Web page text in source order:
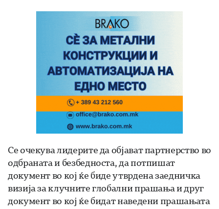
Се очекува лидерите да објават партнерство во
одбраната и безбедноста, да потпишат
документ во кој ќе биде утврдена заедничка
визија за клучните глобални прашања и друг
документ во кој ќе бидат наведени прашањата